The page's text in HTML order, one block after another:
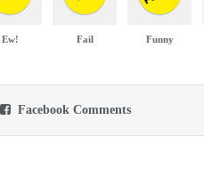
Ew! Fail Funny
Facebook Comments